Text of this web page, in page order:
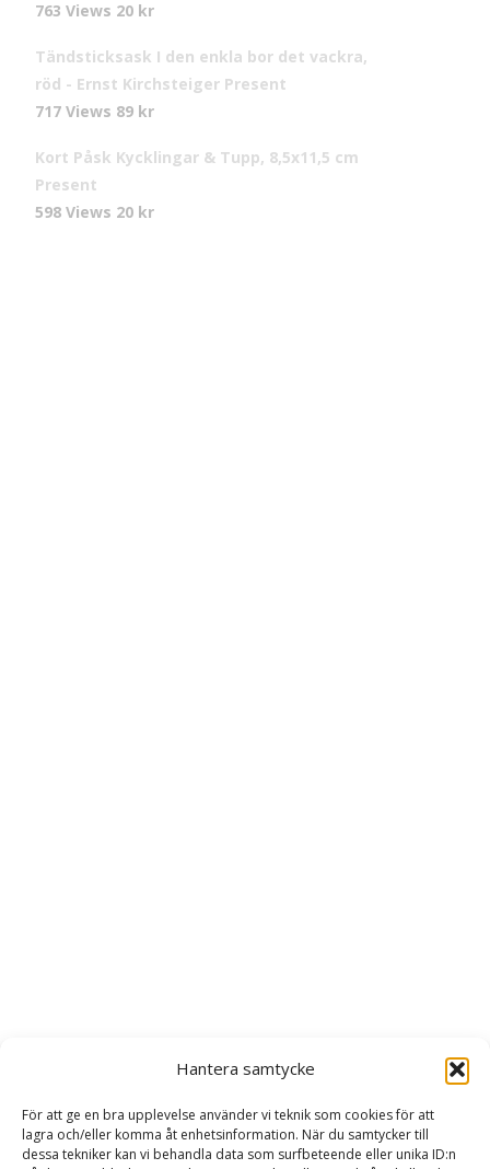
Hantera samtycke
För att ge en bra upplevelse använder vi teknik som cookies för att
lagra och/eller komma åt enhetsinformation. När du samtycker till
dessa tekniker kan vi behandla data som surfbeteende eller unika ID:n
763 Views 20 kr
Tändsticksask I den enkla bor det vackra,
röd - Ernst Kirchsteiger Present
717 Views 89 kr
Kort Påsk Kycklingar & Tupp, 8,5x11,5 cm
Present
598 Views 20 kr